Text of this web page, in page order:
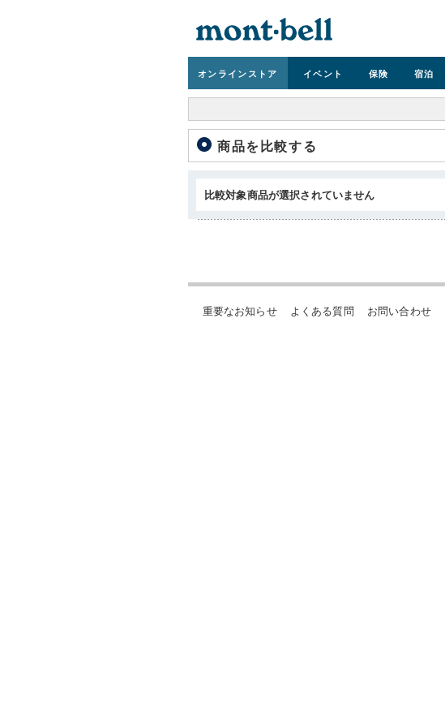
オンラインストア イベント 保険 宿泊
商品を比較する
比較対象商品が選択されていません
重要なお知らせ よくある質問 お問い合わせ